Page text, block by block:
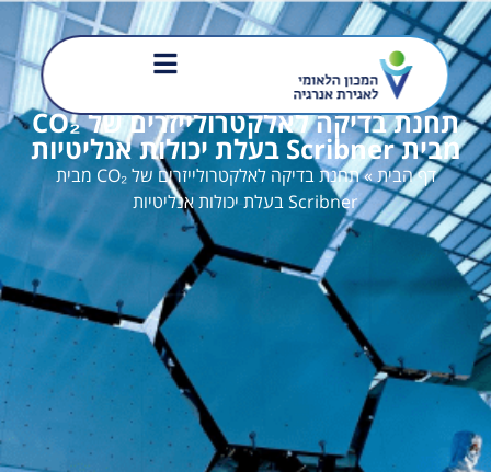
תחנת בדיקה לאלקטרולייזרים של CO₂
מבית Scribner בעלת יכולות אנליטיות
דף הבית»
תחנת בדיקה לאלקטרולייזרים של CO₂ מבית
Scribner בעלת יכולות אנליטיות